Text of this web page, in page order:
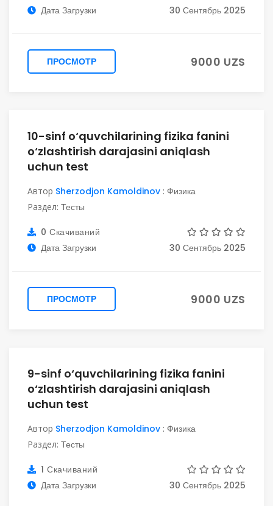
Дата Загрузки
30 Сентябрь 2025
ПРОСМОТР 9000 UZS
10-sinf o‘quvchilarining fizika fanini
o‘zlashtirish darajasini aniqlash
uchun test
Автор Sherzodjon Kamoldinov : Физика
Раздел: Тесты
0 Скачиваний
Дата Загрузки
30 Сентябрь 2025
ПРОСМОТР 9000 UZS
9-sinf o‘quvchilarining fizika fanini
o‘zlashtirish darajasini aniqlash
uchun test
Автор Sherzodjon Kamoldinov : Физика
Раздел: Тесты
1 Скачиваний
Дата Загрузки
30 Сентябрь 2025